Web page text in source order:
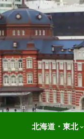
北海道・東北